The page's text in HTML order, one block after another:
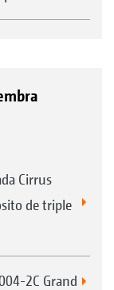
Cirrus
de triple
2C Grand